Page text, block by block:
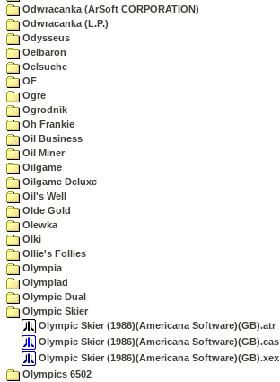
Odwracanka (ArSoft CORPORATION)
Odwracanka (L.P.)
Odysseus
Oelbaron
Oelsuche
OF
Ogre
Ogrodnik
Oh Frankie
Oil Business
Oil Miner
Oilgame
Oilgame Deluxe
Oil's Well
Olde Gold
Olewka
Olki
Ollie's Follies
Olympia
Olympiad
Olympic Dual
Olympic Skier
Olympic Skier (1986)(Americana Software)(GB).atr
Olympic Skier (1986)(Americana Software)(GB).cas
Olympic Skier (1986)(Americana Software)(GB).xex
Olympics 6502